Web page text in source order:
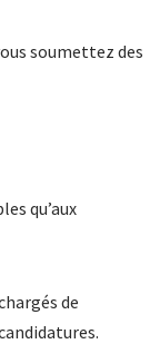
soumettez des
qu’aux
de